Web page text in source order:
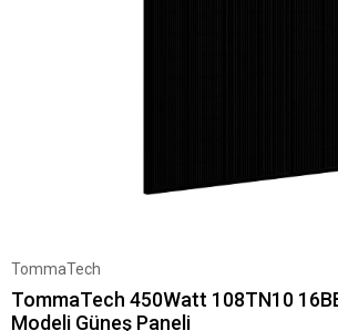
TommaTech
TommaTech 450Watt 108TN10
Modeli Güneş Paneli